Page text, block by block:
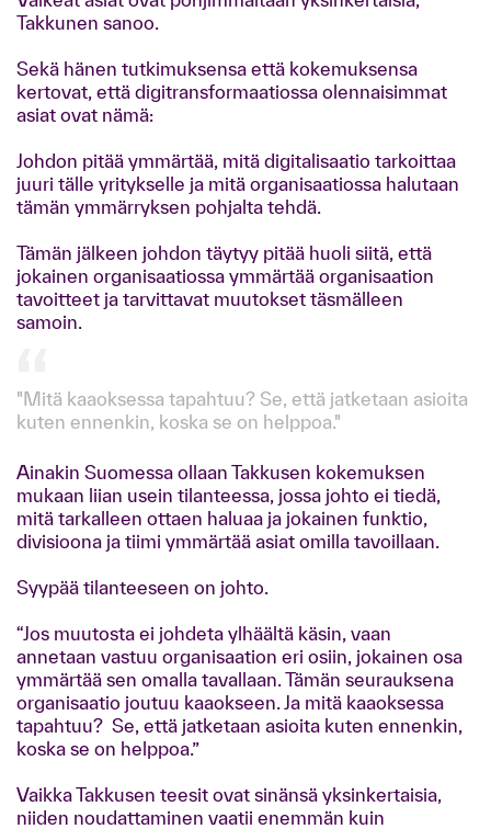
Takkunen sanoo.
Sekä hänen tutkimuksensa että kokemuksensa
kertovat, että digitransformaatiossa olennaisimmat
asiat ovat nämä:
Johdon pitää ymmärtää, mitä digitalisaatio tarkoittaa
juuri tälle yritykselle ja mitä organisaatiossa halutaan
tämän ymmärryksen pohjalta tehdä.
Tämän jälkeen johdon täytyy pitää huoli siitä, että
jokainen organisaatiossa ymmärtää organisaation
tavoitteet ja tarvittavat muutokset täsmälleen
samoin.
"Mitä kaaoksessa tapahtuu? Se, että jatketaan asioita
kuten ennenkin, koska se on helppoa."
Ainakin Suomessa ollaan Takkusen kokemuksen
mukaan liian usein tilanteessa, jossa johto ei tiedä,
mitä tarkalleen ottaen haluaa ja jokainen funktio,
divisioona ja tiimi ymmärtää asiat omilla tavoillaan.
Syypää tilanteeseen on johto.
“Jos muutosta ei johdeta ylhäältä käsin, vaan
annetaan vastuu organisaation eri osiin, jokainen osa
ymmärtää sen omalla tavallaan. Tämän seurauksena
organisaatio joutuu kaaokseen. Ja mitä kaaoksessa
tapahtuu? Se, että jatketaan asioita kuten ennenkin,
koska se on helppoa.”
Vaikka Takkusen teesit ovat sinänsä yksinkertaisia,
niiden noudattaminen vaatii enemmän kuin